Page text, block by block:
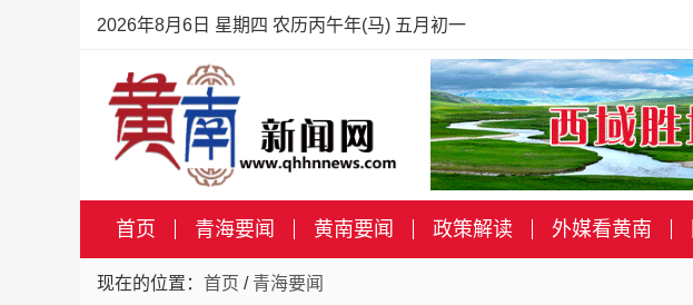
2026年8月6日 星期四 农历丙午年(马) 五月初一
首页 青海要闻 黄南要闻 政策解读 外媒看黄南
现在的位置： 首页 / 青海要闻